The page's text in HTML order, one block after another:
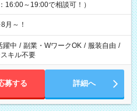
～19:00で相談可！）
月～！
躍中 / 副業・WワークOK / 服装自由 /
キル不要
募する 詳細へ